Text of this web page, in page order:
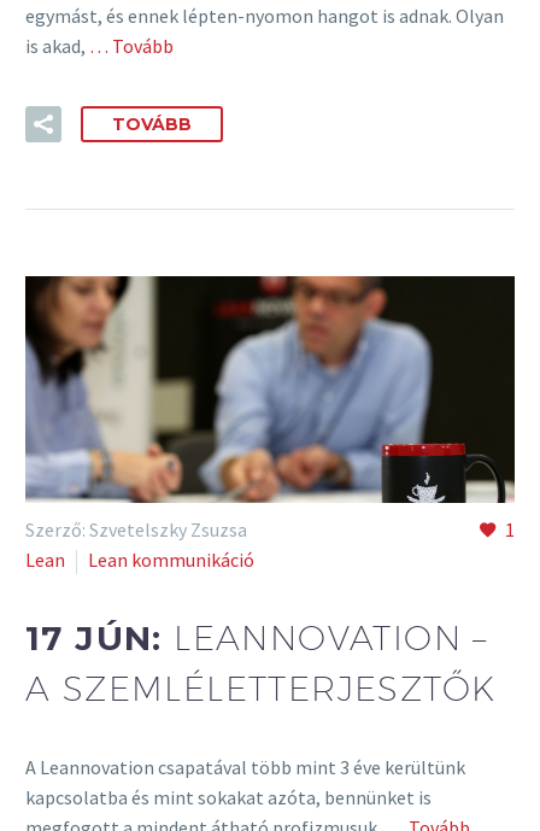
egymást, és ennek lépten-nyomon hangot is adnak. Olyan
is akad, … Tovább
TOVÁBB
1
Szerző: Szvetelszky Zsuzsa
Lean
Lean kommunikáció
17 JÚN: LEANNOVATION –
A SZEMLÉLETTERJESZTŐK
A Leannovation csapatával több mint 3 éve kerültünk
kapcsolatba és mint sokakat azóta, bennünket is